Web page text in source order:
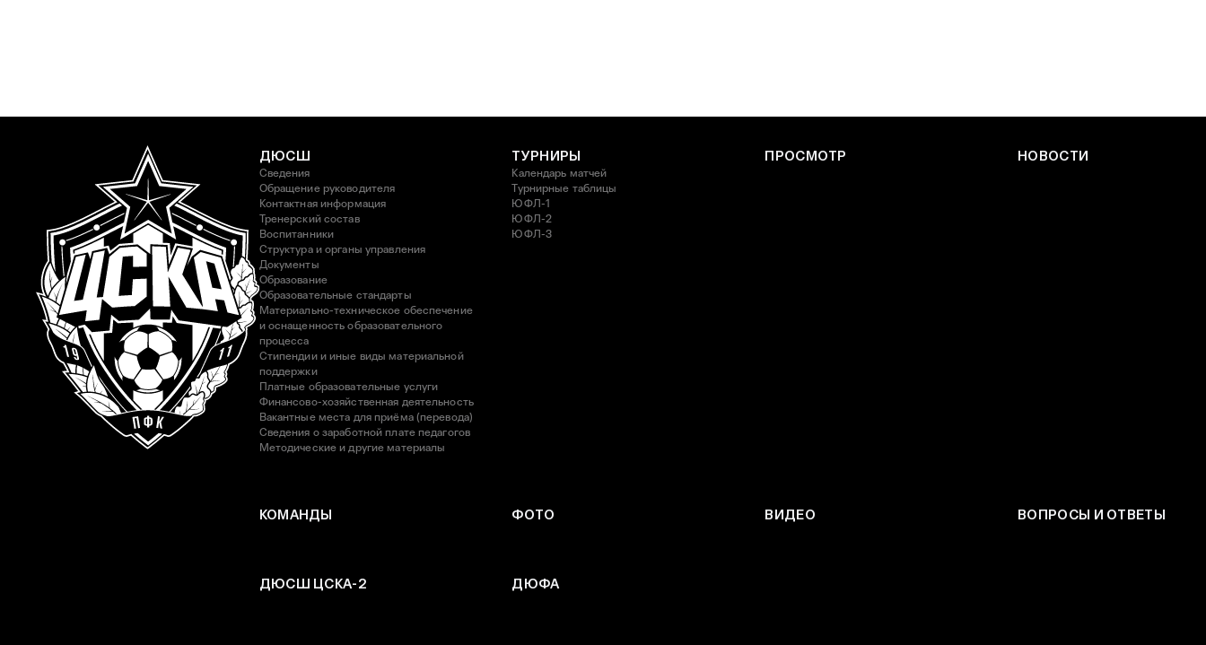
ДЮСШ
Сведения
Обращение руководителя
Контактная информация
Тренерский состав
Воспитанники
Структура и органы управления
Документы
Образование
Образовательные стандарты
Материально-техническое обеспечение
и оснащенность образовательного
процесса
Стипендии и иные виды материальной
поддержки
Платные образовательные услуги
Финансово-хозяйственная деятельность
Вакантные места для приёма (перевода)
Сведения о заработной плате педагогов
Методические и другие материалы
ТУРНИРЫ
Календарь матчей
Турнирные таблицы
ЮФЛ-1
ЮФЛ-2
ЮФЛ-3
ПРОСМОТР НОВОСТИ
КОМАНДЫ ФОТО ВИДЕО ВОПРОСЫ И ОТВЕТЫ
ДЮСШ ЦСКА-2 ДЮФА